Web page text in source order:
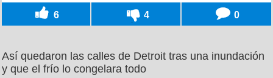
6 4 0
Así quedaron las calles de Detroit tras una inundación
y que el frío lo congelara todo